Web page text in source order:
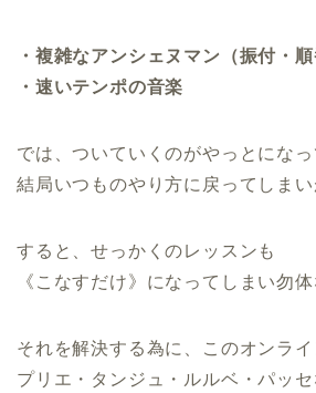
・複雑なアンシェヌマン（振付・順
・速いテンポの音楽
では、ついていくのがやっとにな
結局いつものやり方に戻ってしまい
すると、せっかくのレッスンも
《こなすだけ》になってしまい勿体
それを解決する為に、このオンラ
プリエ・タンジュ・ルルベ・パッ